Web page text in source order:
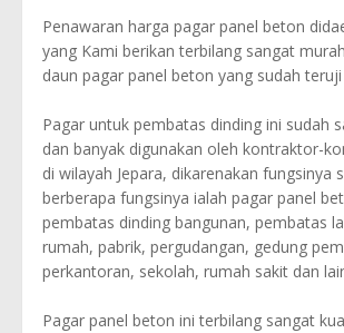
Penawaran harga pagar panel beton
yang Kami berikan terbilang sangat
daun pagar panel beton yang sudah
Pagar untuk pembatas dinding ini sudah
dan banyak digunakan oleh kontraktor-
di wilayah Jepara, dikarenakan fungsinya
berberapa fungsinya ialah pagar panel
pembatas dinding bangunan, pembatas
rumah, pabrik, pergudangan, gedung
perkantoran, sekolah, rumah sakit dan
Pagar panel beton ini terbilang sangat